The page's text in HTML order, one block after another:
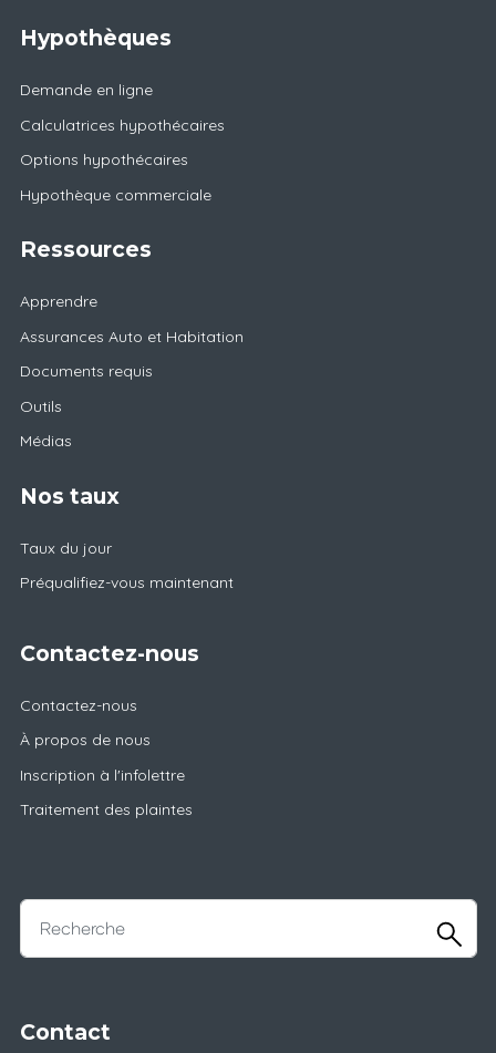
Hypothèques
Demande en ligne
Calculatrices hypothécaires
Options hypothécaires
Hypothèque commerciale
Ressources
Apprendre
Assurances Auto et Habitation
Documents requis
Outils
Médias
Nos taux
Taux du jour
Préqualifiez-vous maintenant
Contactez-nous
Contactez-nous
À propos de nous
Inscription à l'infolettre
Traitement des plaintes
Contact